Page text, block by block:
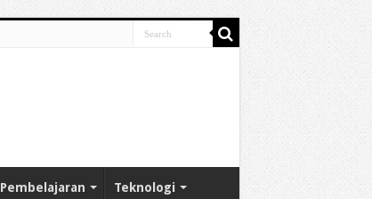
Pembelajaran Teknologi